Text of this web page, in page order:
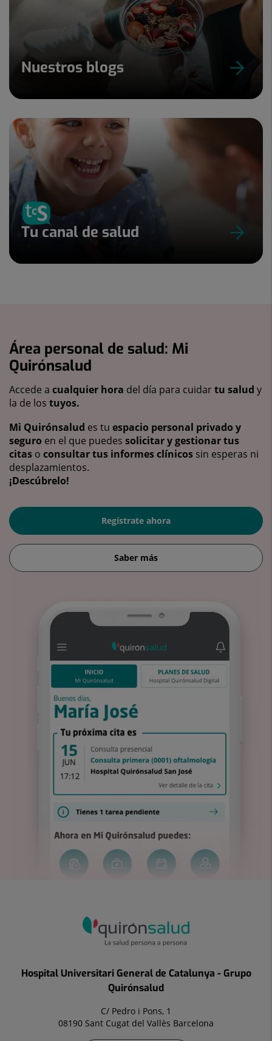
Nuestros blogs
Tu canal de salud
Área personal de salud: Mi
Quirónsalud
Accede a cualquier hora del día para cuidartu salud y
la de los tuyos.
Mi Quirónsalud es tu espacio personal privado y
seguro en el que puedes solicitar y gestionar tus
citas o consultar tus informes clínicos sin esperas ni
desplazamientos.
¡Descúbrelo!
Regístrate ahora
Saber más
Hospital Universitari General de Catalunya - Grupo
Quirónsalud
C/ Pedro i Pons, 1
08190 Sant Cugat del Vallès Barcelona